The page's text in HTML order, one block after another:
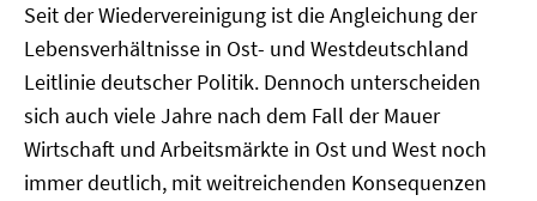
Seit der Wiedervereinigung ist die Angleichung der
Lebensverhältnisse in Ost- und Westdeutschland
Leitlinie deutscher Politik. Dennoch unterscheiden
sich auch viele Jahre nach dem Fall der Mauer
Wirtschaft und Arbeitsmärkte in Ost und West noch
immer deutlich, mit weitreichenden Konsequenzen